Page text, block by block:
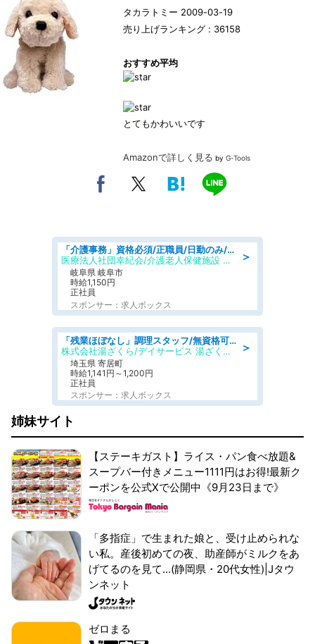
タカラトミー 2009-03-19
売り上げランキング : 36158
おすすめ平均
とてもかわいいです
Amazonで詳しく見る by G-Tools
＞
「介護事務」資格必須/正職員/日勤のみ/介護老人保健施設
医療法人社団幸紀会/介護老人保健施設 グリーンビラ安江
岐阜県 岐阜市
時給1,150円
正社員
スポンサー：求人ボックス
＞
「残業ほぼなし」調理スタッフ/無資格可/正職員/日勤のみ/デイサービス/社会保障完備
株式会社湯ざくら/デイサービス 湯ざくらケアリゾート
埼玉県 寄居町
時給1,141円～1,200円
正社員
スポンサー：求人ボックス
姉妹サイト
【ステーキガスト】ライス・パン食べ放題&
スープバー付きメニュー1111円はお得!最新ク
ーポンを公式Xで公開中《9月23日まで》
「多指症」で生まれた娘と、受け止められな
い私。産後初めての夜、助産師がミルクをあ
げてるのを見て...(静岡県・20代女性)|Jタウ
ンネット
ゼロまる